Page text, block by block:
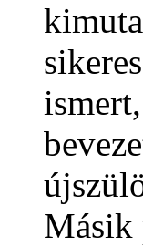
Másik